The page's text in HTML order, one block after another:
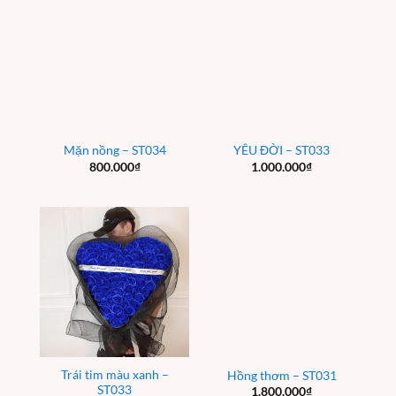
Mặn nồng – ST034
800.000₫
YÊU ĐỜI – ST033
1.000.000₫
Trái tim màu xanh –
ST033
Hồng thơm – ST031
1.800.000₫